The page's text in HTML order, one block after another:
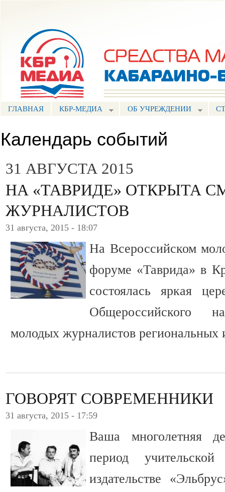
ГЛАВНАЯ КБР-МЕДИА ОБ УЧРЕЖДЕНИИ
Календарь событий
31 АВГУСТА 2015
НА «ТАВРИДЕ» ОТКРЫТА
ЖУРНАЛИСТОВ
31 августа, 2015 - 18:07
На Всероссийском
форуме «Таврида» в
состоялась яркая
Общероссийского
молодых журналистов
ГОВОРЯТ СОВРЕМЕННИКИ
31 августа, 2015 - 17:59
Ваша многолетняя
период
издательстве